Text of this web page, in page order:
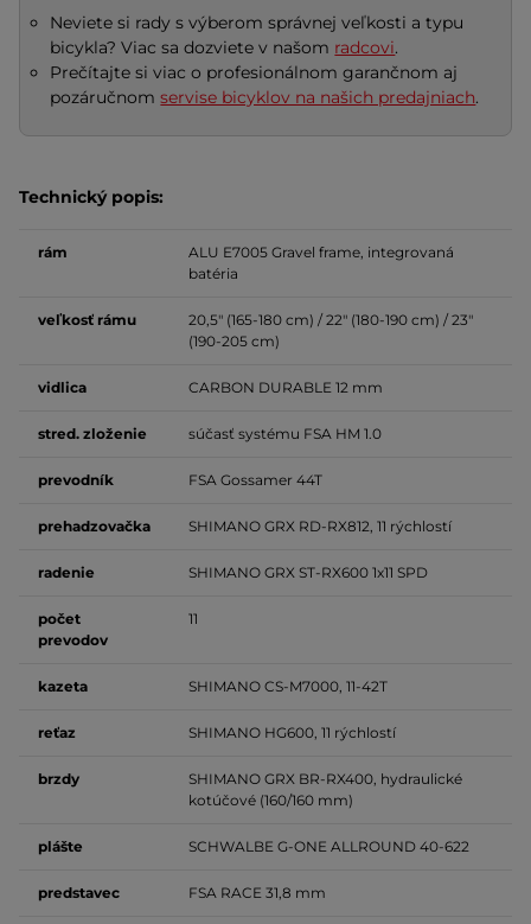
Neviete si rady s výberom správnej veľkosti a typu
bicykla? Viac sa dozviete v našom radcovi.
Prečítajte si viac o profesionálnom garančnom aj
pozáručnomservise bicyklov na našich predajniach.
Technický popis:
rám
ALU E7005 Gravel frame, integrovaná
batéria
veľkosť rámu
20,5" (165-180 cm) / 22" (180-190 cm) / 23"
(190-205 cm)
vidlica CARBON DURABLE 12 mm
stred. zloženie súčasť systému FSA HM 1.0
prevodník FSA Gossamer 44T
prehadzovačka SHIMANO GRX RD-RX812, 11 rýchlostí
radenie SHIMANO GRX ST-RX600 1x11 SPD
počet
prevodov
11
kazeta SHIMANO CS-M7000, 11-42T
reťaz SHIMANO HG600, 11 rýchlostí
brzdy
SHIMANO GRX BR-RX400, hydraulické
kotúčové (160/160 mm)
plášte SCHWALBE G-ONE ALLROUND 40-622
predstavec FSA RACE 31,8 mm